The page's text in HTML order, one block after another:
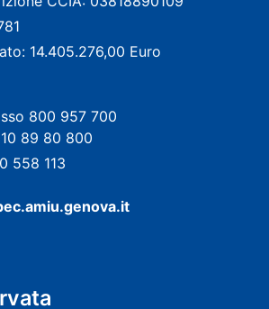
14.405.276,00 Euro
800 957 700
89 80 800
558 113